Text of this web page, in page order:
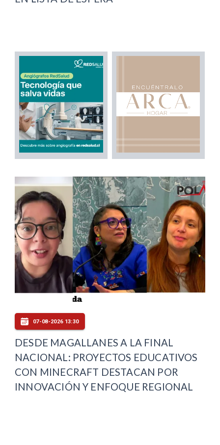
07-08-2026 13:30
DESDE MAGALLANES A LA FINAL
NACIONAL: PROYECTOS EDUCATIVOS
CON MINECRAFT DESTACAN POR
INNOVACIÓN Y ENFOQUE REGIONAL